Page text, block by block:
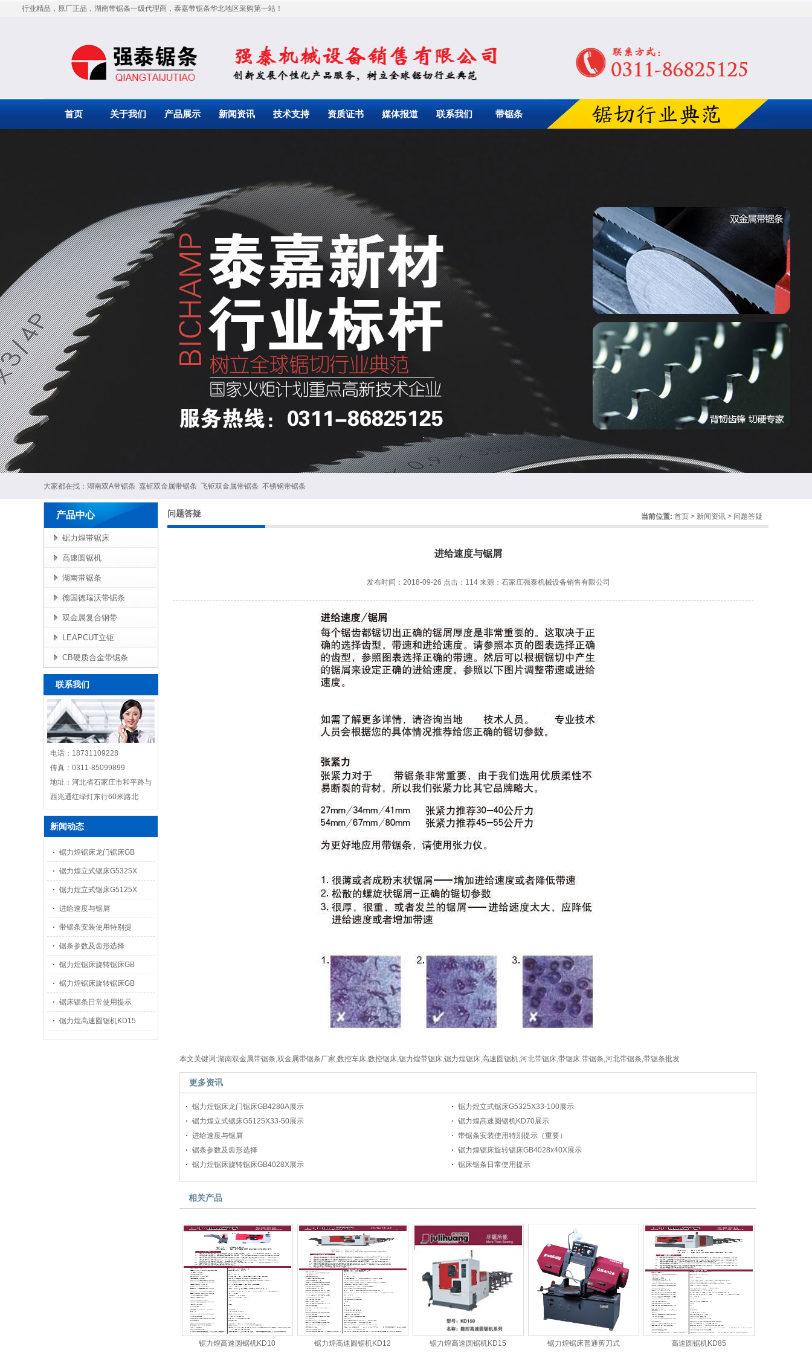
行业精品，原厂正品，湖南带锯条一级代理商，泰嘉带锯条华北地区采购第一站！
首页 关于我们 产品展示 新闻资讯 技术支持 资质证书 媒体报道 联系我们 带锯条
大家都在找： 湖南双A带锯条 嘉钜双金属带锯条 飞钜双金属带锯条 不锈钢带锯条
产品中心
锯力煌带锯床
高速圆锯机
湖南带锯条
德国德瑞沃带锯条
双金属复合钢带
LEAPCUT立钜
CB硬质合金带锯条
联系我们
电话：18731109228
传真：0311-85099899
地址：河北省石家庄市和平路与
西兆通红绿灯东行60米路北
新闻动态
锯力煌锯床龙门锯床GB
锯力煌立式锯床G5325X
锯力煌立式锯床G5125X
进给速度与锯屑
带锯条安装使用特别提
锯条参数及齿形选择
锯力煌锯床旋转锯床GB
锯力煌锯床旋转锯床GB
锯床锯条日常使用提示
锯力煌高速圆锯机KD15
问题答疑 当前位置: 首页 > 新闻资讯 > 问题答疑
进给速度与锯屑
发布时间：2018-09-26 点击：114 来源：石家庄强泰机械设备销售有限公司
本文关键词:湖南双金属带锯条,双金属带锯条厂家,数控车床,数控锯床,锯力煌带锯床,锯力煌锯床,高速圆锯机,河北带锯床,带锯床,带锯条,河北带锯条,带锯条批发
更多资讯
锯力煌锯床龙门锯床GB4280A展示
锯力煌立式锯床G5325X33-100展示
锯力煌立式锯床G5125X33-50展示
锯力煌高速圆锯机KD70展示
进给速度与锯屑
带锯条安装使用特别提示（重要）
锯条参数及齿形选择
锯力煌锯床旋转锯床GB4028x40X展示
锯力煌锯床旋转锯床GB4028X展示
锯床锯条日常使用提示
相关产品
锯力煌高速圆锯机KD10 锯力煌高速圆锯机KD12 锯力煌高速圆锯机KD15 锯力煌锯床普通剪刀式 高速圆锯机KD85